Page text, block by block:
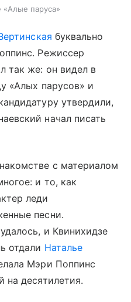
«Алые паруса»
буквально
Режиссер
так же: он видел в
«Алых парусов» и
утвердили,
начал писать
с материалом
и то, как
леди
песни.
и Квинихидзе
отдали Наталье
Мэри Поппинс
на десятилетия.